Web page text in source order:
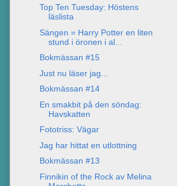
Top Ten Tuesday: Höstens
läslista
Sängen = Harry Potter en liten
stund i öronen i al...
Bokmässan #15
Just nu läser jag...
Bokmässan #14
En smakbit på den söndag:
Havskatten
Fototriss: Vägar
Jag har hittat en utlottning
Bokmässan #13
Finnikin of the Rock av Melina